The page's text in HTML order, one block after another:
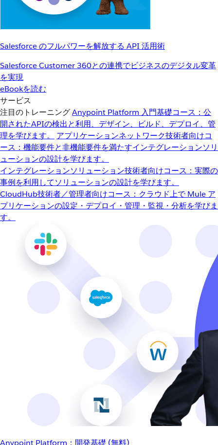
Salesforce のフルパワーを解放する API 活用術
Salesforce Customer 360との連携でビジネスのデジタル変革
を実現
eBookを読む
サービス
注目のトレーニングAnypoint Platform 入門基礎コース：公
開されたAPIの検出と利用、デザイン、ビルド、デプロイ、管
理を学びます。
アプリケーションネットワーク技術者向けコ
ース：機能要件と非機能要件を満たすインテグレーションソリ
ューションの設計を学びます。
インテグレーションソリューション技術者向けコース：実際の
事例を利用してソリューションの設計を学びます。
CloudHub技術者／管理者向けコース：クラウド上で Mule ア
プリケーションの設定・デプロイ・管理・監視・分析を学びま
す。
Anypoint Platform：開発基礎 (無料)